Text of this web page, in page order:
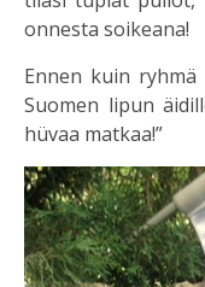
onnesta soikeana!
Ennen kuin
Suomen lipun
hüvaa matkaa!”